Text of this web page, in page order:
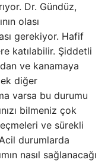
Dr. Gündüz,
olası
gerekiyor. Hafif
katılabilir. Şiddetli
ve kanamaya
diğer
varsa bu durumu
bilmeniz çok
ve sürekli
durumlarda
nasıl sağlanacağı